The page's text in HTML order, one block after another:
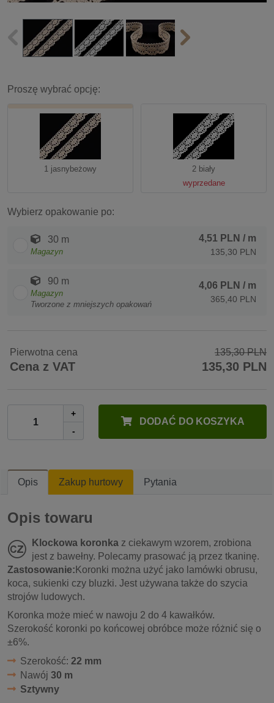
Proszę wybrać opcję:
1 jasnybeżowy
2 biały
wyprzedane
Wybierz opakowanie po:
30 m
Magazyn
4,51 PLN / m
135,30 PLN
90 m
Magazyn
Tworzone z mniejszych opakowań
4,06 PLN / m
365,40 PLN
Pierwotna cena 135,30 PLN
Cena z VAT 135,30 PLN
+
-
DODAĆ DO KOSZYKA
Opis Zakup hurtowy Pytania
Opis towaru
Klockowa koronka z ciekawym wzorem, zrobiona
jest z bawełny. Polecamy prasować ją przez tkaninę.
Zastosowanie: Koronki można użyć jako lamówki obrusu,
koca, sukienki czy bluzki. Jest używana także do szycia
strojów ludowych.
Koronka może mieć w nawoju 2 do 4 kawałków.
Szerokość koronki po końcowej obróbce może różnić się o
±6%.
Szerokość: 22 mm
Nawój 30 m
Sztywny